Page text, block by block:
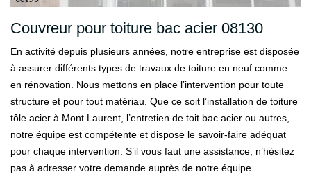
Couvreur pour toiture bac acier 08130
En activité depuis plusieurs années, notre entreprise est disposée
à assurer différents types de travaux de toiture en neuf comme
en rénovation. Nous mettons en place l’intervention pour toute
structure et pour tout matériau. Que ce soit l’installation de toiture
tôle acier à Mont Laurent, l’entretien de toit bac acier ou autres,
notre équipe est compétente et dispose le savoir-faire adéquat
pour chaque intervention. S’il vous faut une assistance, n’hésitez
pas à adresser votre demande auprès de notre équipe.